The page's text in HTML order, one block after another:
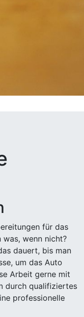
für das
wenn nicht?
dauert, bis man
um das Auto
Arbeit gerne mit
durch qualifiziertes
professionelle